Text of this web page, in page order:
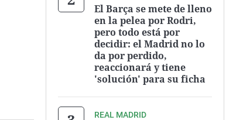
El Barça se mete de lleno
en la pelea por Rodri,
pero todo está por
decidir: el Madrid no lo
da por perdido,
reaccionará y tiene
'solución' para su ficha
REAL MADRID